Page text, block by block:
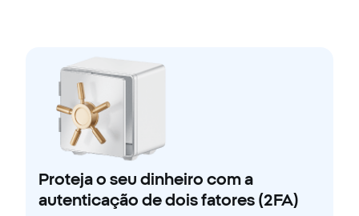
Proteja o seu dinheiro com a
autenticação de dois fatores (2FA)